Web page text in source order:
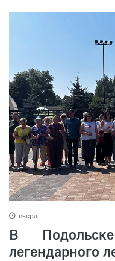
вчера
В
легендарного